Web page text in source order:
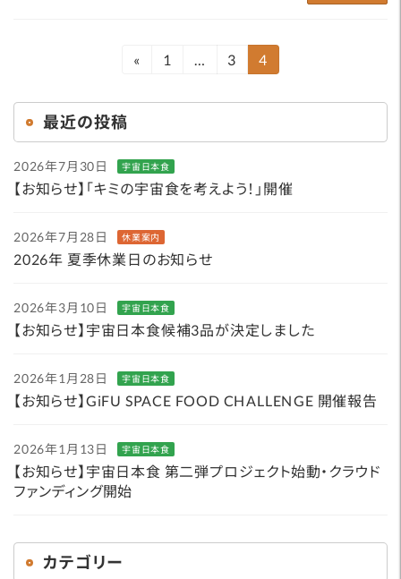
の
ペ
ー
送
り
« 固
ペ
ジ
1 固
ペ
ジ
3
固
ペ
ジ
4
最近の投稿
2026年7月30日 宇宙日本食
【お知らせ】「キミの宇宙食を考えよう！」開催
2026年7月28日 休業案内
2026年 夏季休業日のお知らせ
2026年3月10日 宇宙日本食
【お知らせ】宇宙日本食候補3品が決定しました
2026年1月28日 宇宙日本食
【お知らせ】GiFU SPACE FOOD CHALLENGE 開催報告
2026年1月13日 宇宙日本食
【お知らせ】宇宙日本食 第二弾プロジェクト始動・クラウド
ファンディング開始
カテゴリー